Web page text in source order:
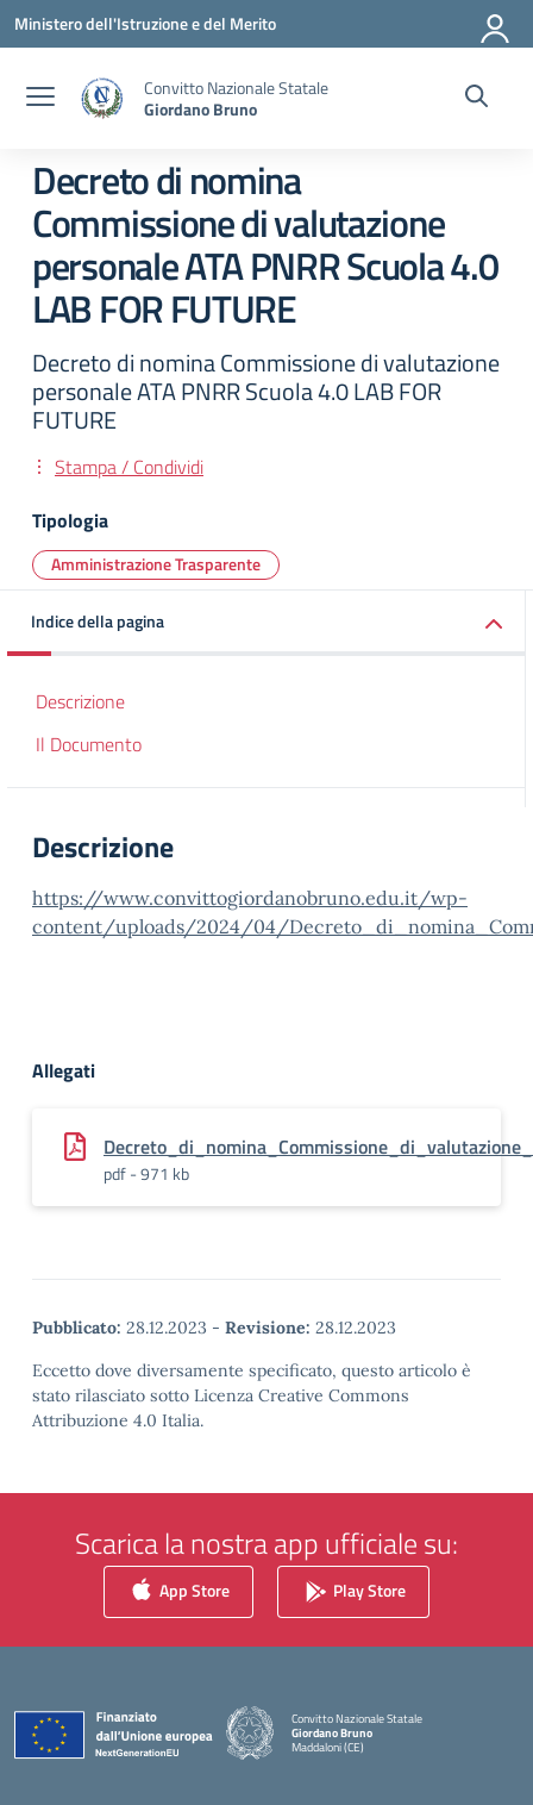
Vai ai contenuti
Vai al menu di navigazione
Vai al footer
Ministero dell'Istruzione e del Merito
Convitto Nazionale Statale
Giordano Bruno
Decreto di nomina
Commissione di valutazione
personale ATA PNRR Scuola 4.0
LAB FOR FUTURE
Decreto di nomina Commissione di valutazione
personale ATA PNRR Scuola 4.0 LAB FOR
FUTURE
Stampa / Condividi
Tipologia
Amministrazione Trasparente
Indice della pagina
Descrizione
Il Documento
Descrizione
https://www.convittogiordanobruno.edu.it/wp-
content/uploads/2024/04/
Allegati
pdf - 971 kb
Pubblicato: 28.12.2023 - Revisione: 28.12.2023
Eccetto dove diversamente specificato, questo articolo è
stato rilasciato sotto Licenza Creative Commons
Attribuzione 4.0 Italia.
Scarica la nostra app ufficiale su:
App Store Play Store
Convitto Nazionale Statale
Giordano Bruno
Maddaloni (CE)